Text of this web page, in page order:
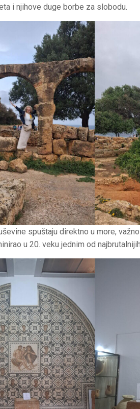
i njihove duge borbe za slobodu.
spuštaju direktno u more,
u 20. veku jednim od